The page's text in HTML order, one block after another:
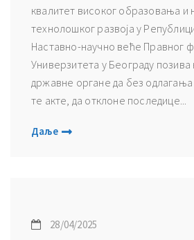
квалитет високог образовања и
технолошког развоја у
Наставно-научно веће Правног
Универзитета у Београду
државне органе да без одлагања
те акте, да отклоне последице...
Даље
28/04/2025